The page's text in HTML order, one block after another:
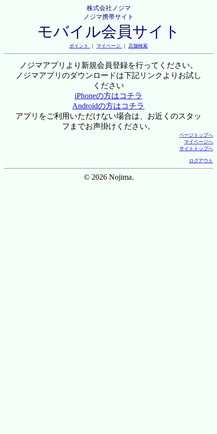
株式会社ノジマ
ノジマ携帯サイト
モバイル会員サイト
ポイント ｜ マイページ ｜ 店舗検索
ノジマアプリより新規会員登録を行ってください。
ノジマアプリのダウンロードは下記リンクよりお試し
ください
iPhoneの方はコチラ
Androidの方はコチラ
アプリをご利用いただけない場合は、お近くのスタッ
フまでお声掛けください。
ページトップへ
マイページへ
サイトトップへ
ログアウト
© 2026 Nojima.